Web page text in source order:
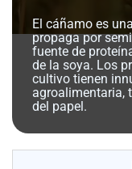
Agroshow
Regístrate
suscríbete
boletín
Contáctenos
Acuicultura
El cáñamo es
propaga por
fuente de
de la soya. Los
cultivo tienen
agroalimentaria,
del papel.